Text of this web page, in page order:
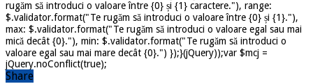
rugăm să introduci o valoare între {0} și {1} caractere."), range:
$.validator.format("Te rugăm să introduci o valoare între {0} și {1}."),
max: $.validator.format("Te rugăm să introduci o valoare egal sau mai
mică decât {0}."), min: $.validator.format("Te rugăm să introduci o
valoare egal sau mai mare decât {0}.") });}(jQuery));var $mcj =
jQuery.noConflict(true);
Share